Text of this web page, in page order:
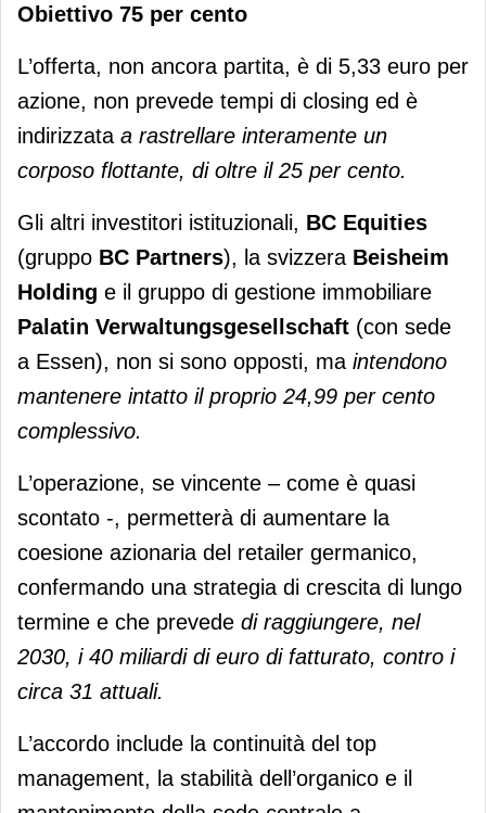
Obiettivo 75 per cento
L’offerta, non ancora partita, è di 5,33 euro per
azione, non prevede tempi di closing ed è
indirizzata a rastrellare interamente un
corposo flottante, di oltre il 25 per cento.
Gli altri investitori istituzionali, BC Equities
(gruppo BC Partners), la svizzera Beisheim
Holding e il gruppo di gestione immobiliare
Palatin Verwaltungsgesellschaft (con sede
a Essen), non si sono opposti, ma intendono
mantenere intatto il proprio 24,99 per cento
complessivo.
L’operazione, se vincente – come è quasi
scontato -, permetterà di aumentare la
coesione azionaria del retailer germanico,
confermando una strategia di crescita di lungo
termine e che prevede di raggiungere, nel
2030, i 40 miliardi di euro di fatturato, contro i
circa 31 attuali.
L’accordo include la continuità del top
management, la stabilità dell’organico e il